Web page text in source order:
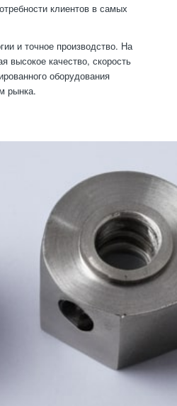
клиентов в самых
и точное производство. На
высокое качество, скорость
оборудования
рынка.